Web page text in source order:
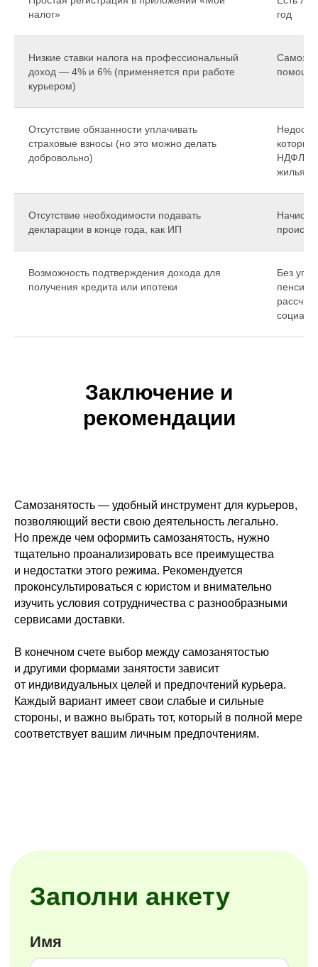
налог»
год
Низкие ставки налога на профессиональный
доход — 4% и 6% (применяется при работе
курьером)
Отсутствие обязанности уплачивать
страховые взносы (но это можно делать
добровольно)
НДФЛ (к
жилья в
Отсутствие необходимости подавать
декларации в конце года, как ИП
Возможность подтверждения дохода для
получения кредита или ипотеки
Без
Заключение и
рекомендации
Самозанятость — удобный инструмент для курьеров,
позволяющий вести свою деятельность легально.
Но прежде чем оформить самозанятость, нужно
тщательно проанализировать все преимущества
и недостатки этого режима. Рекомендуется
проконсультироваться с юристом и внимательно
изучить условия сотрудничества с разнообразными
сервисами доставки.
В конечном счете выбор между самозанятостью
и другими формами занятости зависит
от индивидуальных целей и предпочтений курьера.
Каждый вариант имеет свои слабые и сильные
стороны, и важно выбрать тот, который в полной мере
соответствует вашим личным предпочтениям.
Имя
Фамилия
Гражданство
Вакансия
Отправить анкету
О компании
Даркстор
Многофункциональный
Велокурьер